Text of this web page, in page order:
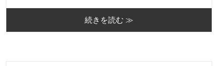
続きを読む ≫